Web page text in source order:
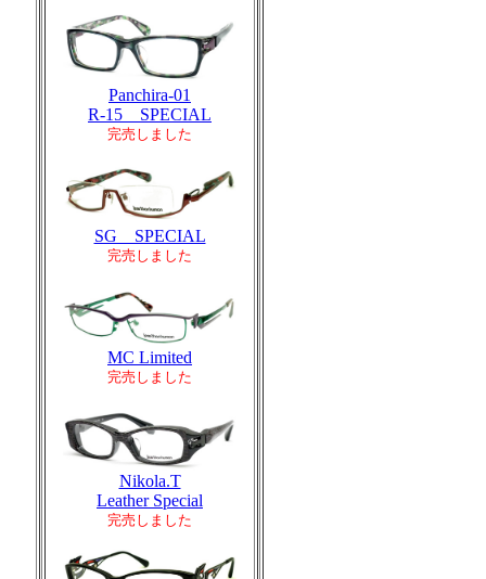
Panchira-01
R-15 SPECIAL
完売しました
SG SPECIAL
完売しました
MC Limited
完売しました
Nikola.T
Leather Special
完売しました